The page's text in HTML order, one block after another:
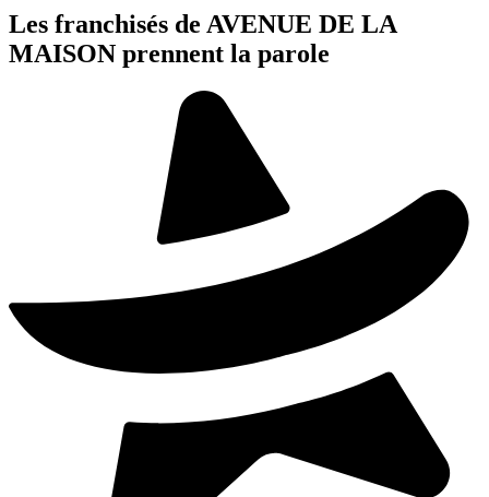
Les franchisés de AVENUE DE LA
MAISON prennent la parole